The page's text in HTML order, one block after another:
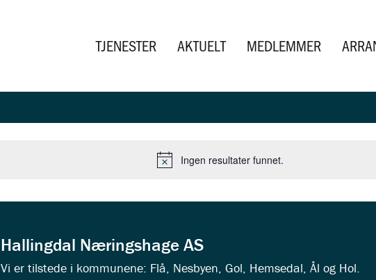
TJENESTER AKTUELT MEDLEMMER
Merknad
Ingen resultater funnet.
Hallingdal Næringshage AS
Vi er tilstede i kommunene: Flå, Nesbyen, Gol, Hemsedal, Ål og Hol.